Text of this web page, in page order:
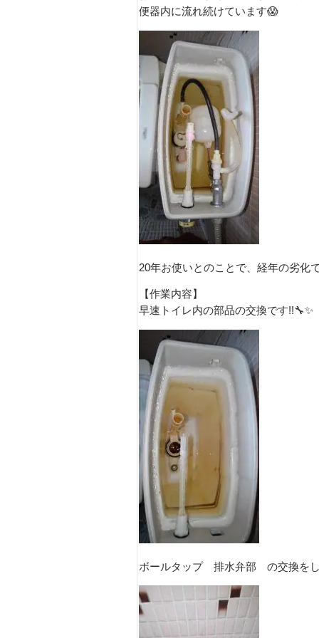
便器内に流れ続けています😱
20年お使いとのことで、経年の劣化
【作業内容】
早速トイレ内の部品の交換です!!🔧✨
ボールタップ 排水弁部 の交換を